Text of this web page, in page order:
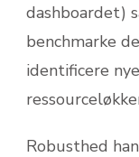
dashboardet)
benchmarke
identificere
Robusthed